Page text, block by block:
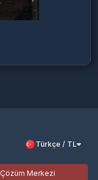
Türkçe / TL
Çözüm Merkezi